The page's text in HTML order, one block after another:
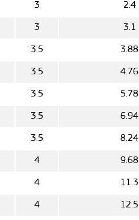
3 2.4
3 3.1
3.5 3.88
3.5 4.76
3.5 5.78
3.5 6.94
3.5 8.24
4 9.68
4 11.3
4 12.5